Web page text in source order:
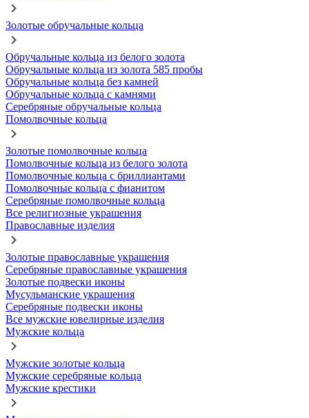
Золотые обручальные кольца
Обручальные кольца из белого золота
Обручальные кольца из золота 585 пробы
Обручальные кольца без камней
Обручальные кольца с камнями
Серебряные обручальные кольца
Помолвочные кольца
Золотые помолвочные кольца
Помолвочные кольца из белого золота
Помолвочные кольца с бриллиантами
Помолвочные кольца с фианитом
Серебряные помолвочные кольца
Все религиозные украшения
Православные изделия
Золотые православные украшения
Серебряные православные украшения
Золотые подвески иконы
Мусульманские украшения
Серебряные подвески иконы
Все мужские ювелирные изделия
Мужские кольца
Мужские золотые кольца
Мужские серебряные кольца
Мужские крестики